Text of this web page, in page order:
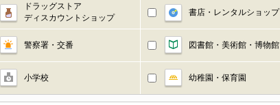
ドラッグストア
ディスカウントショップ
書店・レンタルショップ
警察署・交番 図書館・美術館・博物館
小学校 幼稚園・保育園